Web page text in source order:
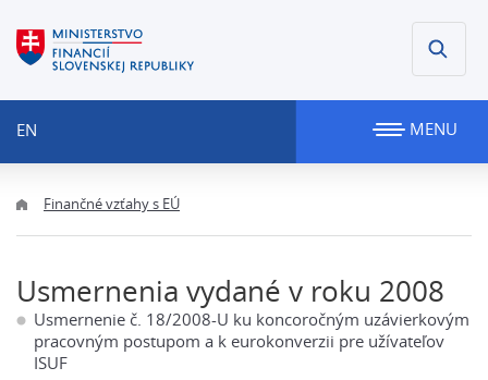
EN MENU
Finančné vzťahy s EÚ
Usmernenia vydané v roku 2008
Usmernenie č. 18/2008-U ku koncoročným uzávierkovým
pracovným postupom a k eurokonverzii pre užívateľov
ISUF